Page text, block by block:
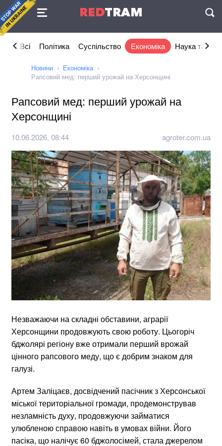
REDTRAM
Угода
Всі Політика Суспільство Економіка Наука та IT
Новини
Економіка
Рапсовий мед: перший урожай на Херсонщині
Рапсовий мед: перший урожай на
Херсонщині
10.06.2026, 08:44 agroter.com.ua
Незважаючи на складні обставини, аграрії
Херсонщини продовжують свою роботу. Цьогоріч
бджолярі регіону вже отримали перший врожай
цінного рапсового меду, що є добрим знаком для
галузі.
Артем Заліцаєв, досвідчений пасічник з Херсонської
міської територіальної громади, продемонстрував
незламність духу, продовжуючи займатися
улюбленою справою навіть в умовах війни. Його
пасіка, що налічує 60 бджолосімей, стала джерелом